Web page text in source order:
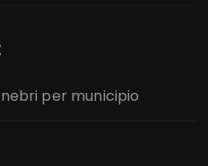
per municipio